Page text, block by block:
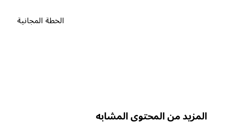
الخطة المجانية
المزيد من المحتوى المشابه